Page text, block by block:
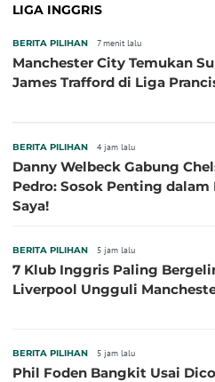
LIGA INGGRIS
BERITA PILIHAN 7 menit lalu
Manchester City Temukan
James Trafford di Liga
BERITA PILIHAN 4 jam lalu
Danny Welbeck Gabung
Pedro: Sosok Penting dalam
Saya!
BERITA PILIHAN 5 jam lalu
7 Klub Inggris Paling
Liverpool Ungguli
BERITA PILIHAN 5 jam lalu
Phil Foden Bangkit Usai